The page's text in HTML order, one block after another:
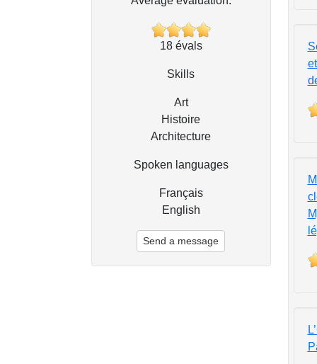
18évals
Skills
Art
Histoire
Architecture
Spoken languages
Français
English
Send a message